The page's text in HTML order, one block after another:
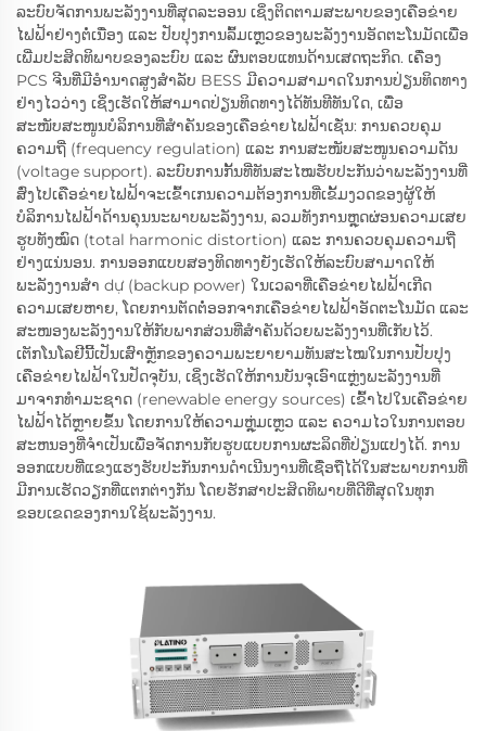
ລະບົບຈັດການພະລັງງານທີ່ສຸດລະອອນ ເຊິ່ງຕິດຕາມສະພາບຂອງເຄືອຂ່າຍ
ໄຟຟ້າຢ່າງຕໍ່ເນື່ອງ ແລະ ປັບປຸງການລົ້ມເຫຼວຂອງພະລັງງານອັດຕະໂນມັດເພື່ອ
ເພີ່ມປະສິດທິພາບຂອງລະບົບ ແລະ ຜົນຕອບແທນດ້ານເສດຖະກິດ. ເຄື່ອງ
PCS ຈີນທີ່ມີອຳນາດສູງສຳລັບ BESS ມີຄວາມສາມາດໃນການປ່ຽນທິດທາງ
ຢ່າງໄວວ່າງ ເຊິ່ງເຮັດໃຫ້ສາມາດປ່ຽນທິດທາງໄດ້ທັນທີທັນໃດ, ເພື່ອ
ສະໜັບສະໜູນບໍລິການທີ່ສຳຄັນຂອງເຄືອຂ່າຍໄຟຟ້າເຊັ່ນ: ການຄວບຄຸມ
ຄວາມຖີ່ (frequency regulation) ແລະ ການສະໜັບສະໜູນຄວາມດັນ
(voltage support). ລະບົບການກັ້ນທີ່ທັນສະໄໝຮັບປະກັນວ່າພະລັງງານທີ່
ສົ່ງໄປເຄືອຂ່າຍໄຟຟ້າຈະເຂົ້າເກນຄວາມຕ້ອງການທີ່ເຂັ້ມງວດຂອງຜູ້ໃຫ້
ບໍລິການໄຟຟ້າດ້ານຄຸນນະພາບພະລັງງານ, ລວມທັງການຫຼຸດຜ່ອນຄວາມເສຍ
ຮູບທັງໝົດ (total harmonic distortion) ແລະ ການຄວບຄຸມຄວາມຖີ່
ຢ່າງແນ່ນອນ. ການອອກແບບສອງທິດທາງຍັງເຮັດໃຫ້ລະບົບສາມາດໃຫ້
ພະລັງງານສຳ dự (backup power) ໃນເວລາທີ່ເຄືອຂ່າຍໄຟຟ້າເກີດ
ຄວາມເສຍຫາຍ, ໂດຍການຕັດຕໍ່ອອກຈາກເຄືອຂ່າຍໄຟຟ້າອັດຕະໂນມັດ ແລະ
ສະໜອງພະລັງງານໃຫ້ກັບພາກສ່ວນທີ່ສຳຄັນດ້ວຍພະລັງງານທີ່ເກັບໄວ້.
ເຕັກໂນໂລຢີນີ້ເປັນເສົາຫຼັກຂອງຄວາມພະຍາຍາມທັນສະໄໝໃນການປັບປຸງ
ເຄືອຂ່າຍໄຟຟ້າໃນປັດຈຸບັນ, ເຊິ່ງເຮັດໃຫ້ການບັນຈຸເອົາແຫຼ່ງພະລັງງານທີ່
ມາຈາກທຳມະຊາດ (renewable energy sources) ເຂົ້າໄປໃນເຄືອຂ່າຍ
ໄຟຟ້າໄດ້ຫຼາຍຂຶ້ນ ໂດຍການໃຫ້ຄວາມຫຼຸ່ມເຫຼວ ແລະ ຄວາມໄວໃນການຕອບ
ສະຫນອງທີ່ຈຳເປັນເພື່ອຈັດການກັບຮູບແບບການຜະລິດທີ່ປ່ຽນແປງໄດ້. ການ
ອອກແບບທີ່ແຂງແຮງຮັບປະກັນການດຳເນີນງານທີ່ເຊື່ອຖືໄດ້ໃນສະພາບການທີ່
ມີການເຮັດວຽກທີ່ແຕກຕ່າງກັນ ໂດຍຮັກສາປະສິດທິພາບທີ່ດີທີ່ສຸດໃນທຸກ
ຂອບເຂດຂອງການໃຊ້ພະລັງງານ.